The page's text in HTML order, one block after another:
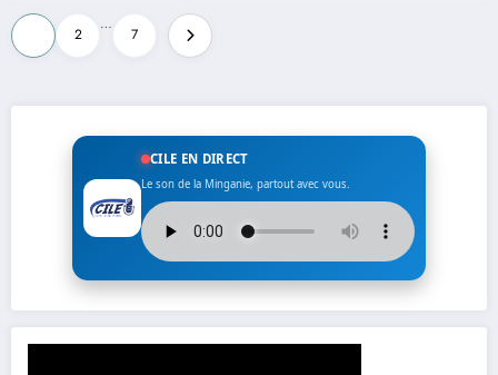
Pagination
des
publications
2
…
7
CILE EN DIRECT
Le son de la Minganie, partout avec vous.